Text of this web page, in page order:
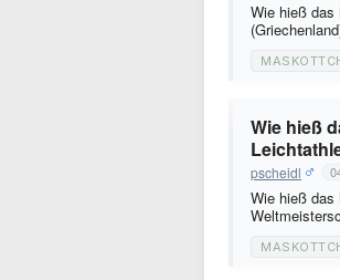
Wie hieß das
Wie hieß
pscheidl
Wie hieß das